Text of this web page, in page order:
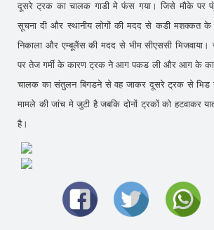
दूसरे ट्रक का चालक गाडी मे फंस गया। जिसे मौके पर
सूचना दी और स्थानीय लोगों की मदद से कडी मशक्कत के
निकाला और एम्बूलैंस की मदद से भीम सीएससी भिजवाया।
पर तेज गर्मी के कारण ट्रक ने आग पकड ली और आग के
चालक का संतुलन बिगडने से वह जाकर दूसरे ट्रक से भिड
मामले की जांच मे जुटी है जबकि दोनों ट्रकों को हटवाकर
है।